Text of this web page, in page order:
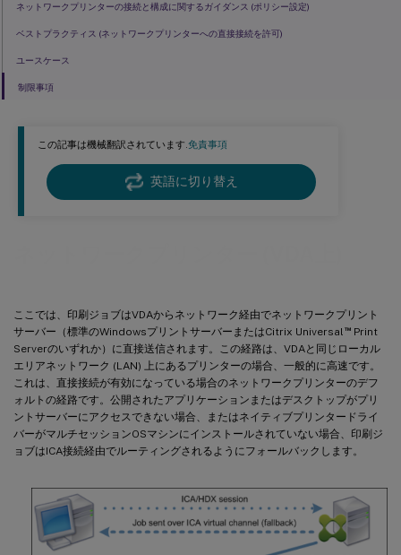
この記事は機械翻訳されています.免責事項
英語に切り替え
ここでは、印刷ジョブはVDAからネットワーク経由でネットワークプリント
サーバー（標準のWindowsプリントサーバーまたはCitrix Universal ™Print
Serverのいずれか）に直接送信されます。この経路は、VDAと同じローカル
エリアネットワーク (LAN) 上にあるプリンターの場合、一般的に高速です。
これは、直接接続が有効になっている場合のネットワークプリンターのデフ
ォルトの経路です。公開されたアプリケーションまたはデスクトップがプリ
ントサーバーにアクセスできない場合、またはネイティブプリンタードライ
バーがマルチセッションOSマシンにインストールされていない場合、印刷ジ
ョブはICA接続経由でルーティングされるようにフォールバックします。
ネットワークプリンターの接続と構成に関するガイダンス (ポリシー設定)
ベストプラクティス (ネットワークプリンターへの直接接続を許可)
ユースケース
制限事項